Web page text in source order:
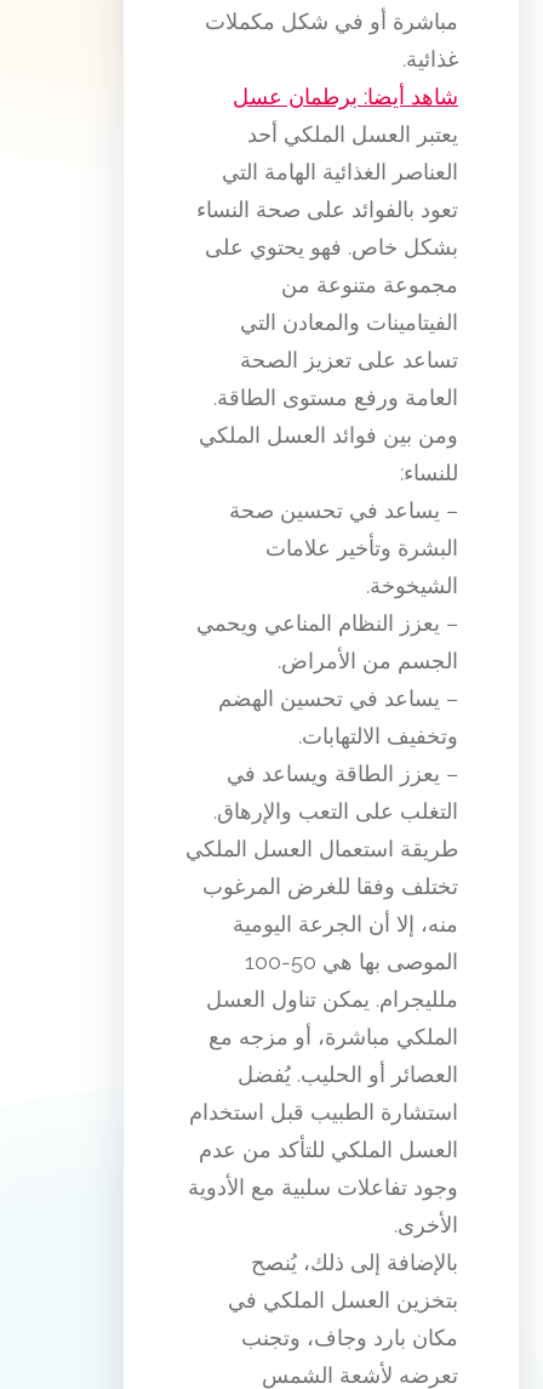
مباشرة أو في شكل مكملات
غذائية.
شاهد أيضا: برطمان عسل
يعتبر العسل الملكي أحد
العناصر الغذائية الهامة التي
تعود بالفوائد على صحة النساء
بشكل خاص. فهو يحتوي على
مجموعة متنوعة من
الفيتامينات والمعادن التي
تساعد على تعزيز الصحة
العامة ورفع مستوى الطاقة.
ومن بين فوائد العسل الملكي
للنساء:
– يساعد في تحسين صحة
البشرة وتأخير علامات
الشيخوخة.
– يعزز النظام المناعي ويحمي
الجسم من الأمراض.
– يساعد في تحسين الهضم
وتخفيف الالتهابات.
– يعزز الطاقة ويساعد في
التغلب على التعب والإرهاق.
طريقة استعمال العسل الملكي
تختلف وفقا للغرض المرغوب
منه، إلا أن الجرعة اليومية
الموصى بها هي 50-100
ملليجرام. يمكن تناول العسل
الملكي مباشرة، أو مزجه مع
العصائر أو الحليب. يُفضل
استشارة الطبيب قبل استخدام
العسل الملكي للتأكد من عدم
وجود تفاعلات سلبية مع الأدوية
الأخرى.
بالإضافة إلى ذلك، يُنصح
بتخزين العسل الملكي في
مكان بارد وجاف، وتجنب
تعرضه لأشعة الشمس